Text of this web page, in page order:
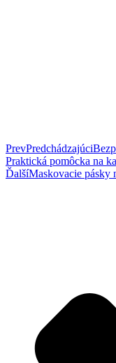
PrevPredchádzajúci
Praktická pomôcka na
ĎalšíMaskovacie pásky